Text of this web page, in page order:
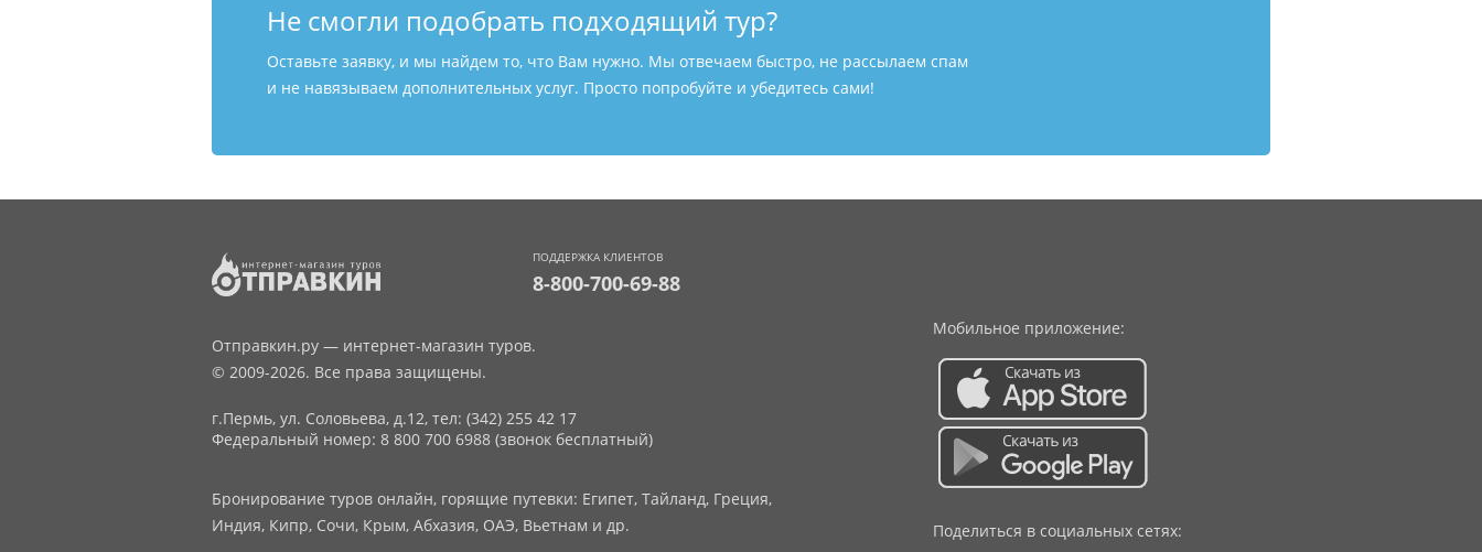
Не смогли подобрать подходящий тур?
Оставьте заявку, и мы найдем то, что Вам нужно. Мы отвечаем быстро, не рассылаем спам
и не навязываем дополнительных услуг. Просто попробуйте и убедитесь сами!
ПОДДЕРЖКА КЛИЕНТОВ
8-800-700-69-88
Отправкин.ру — интернет-магазин туров.
© 2009-2026. Все права защищены.
г.Пермь, ул. Соловьева, д.12, тел: (342) 255 42 17
Федеральный номер: 8 800 700 6988 (звонок бесплатный)
Бронирование туров онлайн, горящие путевки: Египет, Тайланд, Греция,
Индия, Кипр, Сочи, Крым, Абхазия, ОАЭ, Вьетнам и др.
Мобильное приложение:
Поделиться в социальных сетях: